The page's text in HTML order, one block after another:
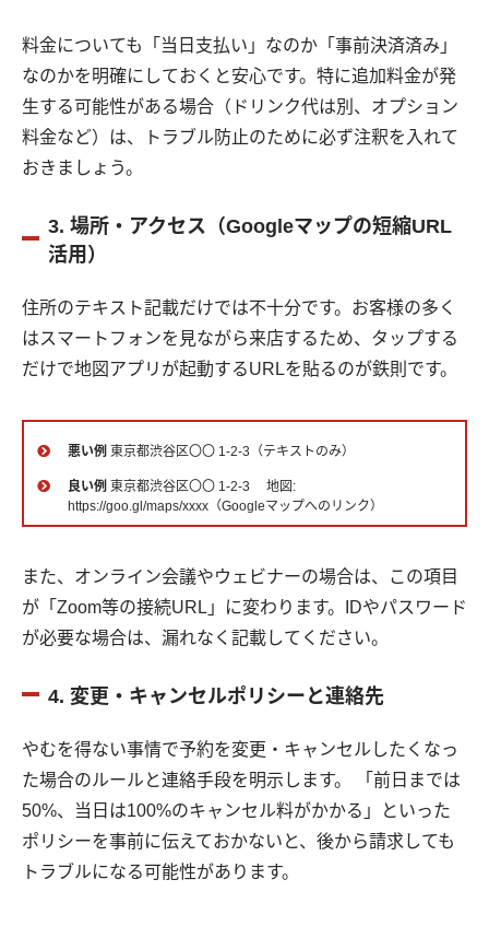
料金についても「当日支払い」なのか「事前決済済み」
なのかを明確にしておくと安心です。特に追加料金が発
生する可能性がある場合（ドリンク代は別、オプション
料金など）は、トラブル防止のために必ず注釈を入れて
おきましょう。
3. 場所・アクセス（Googleマップの短縮URL
活用）
住所のテキスト記載だけでは不十分です。お客様の多く
はスマートフォンを見ながら来店するため、タップする
だけで地図アプリが起動するURLを貼るのが鉄則です。
悪い例 東京都渋谷区〇〇 1-2-3（テキストのみ）
良い例 東京都渋谷区〇〇 1-2-3 地図:
https://goo.gl/maps/xxxx（Googleマップへのリンク）
また、オンライン会議やウェビナーの場合は、この項目
が「Zoom等の接続URL」に変わります。IDやパスワード
が必要な場合は、漏れなく記載してください。
4. 変更・キャンセルポリシーと連絡先
やむを得ない事情で予約を変更・キャンセルしたくなっ
た場合のルールと連絡手段を明示します。 「前日までは
50%、当日は100%のキャンセル料がかかる」といった
ポリシーを事前に伝えておかないと、後から請求しても
トラブルになる可能性があります。